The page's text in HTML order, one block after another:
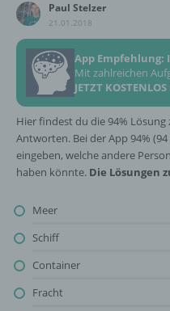
Paul Stelzer
21.01.2018
App Empfehlung:
Mit zahlreichen
JETZT
Hier findest du die 94%
Antworten. Bei der App 94%
eingeben, welche andere
haben könnte. Die Lösungen
Meer
Schiff
Container
Fracht